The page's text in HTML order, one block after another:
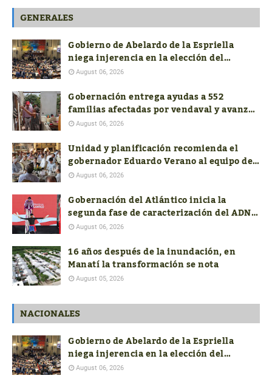
GENERALES
Gobierno de Abelardo de la Espriella
niega injerencia en la elección del
próximo contralor General
August 06, 2026
Gobernación entrega ayudas a 552
familias afectadas por vendaval y avanza
con la reconstrucción de 19 viviendas
August 06, 2026
Unidad y planificación recomienda el
gobernador Eduardo Verano al equipo de
costeños en el nuevo Gobierno nacional
August 06, 2026
Gobernación del Atlántico inicia la
segunda fase de caracterización del ADN
Cultural
August 06, 2026
16 años después de la inundación, en
Manatí la transformación se nota
August 05, 2026
NACIONALES
Gobierno de Abelardo de la Espriella
niega injerencia en la elección del
próximo contralor General
August 06, 2026